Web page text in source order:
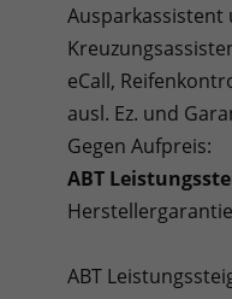
Ausparkassistent
eCall,
ausl. Ez. und
Gegen Aufpreis:
ABT
ABT